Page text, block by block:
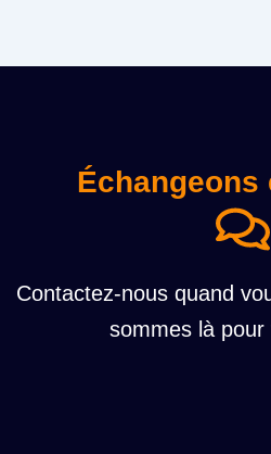
Échangeons
Contactez-nous quand
sommes là pour